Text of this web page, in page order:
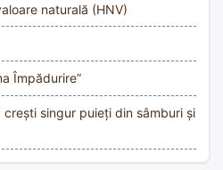
naturală (HNV)
Împădurire”
crești singur puieți din sâmburi și